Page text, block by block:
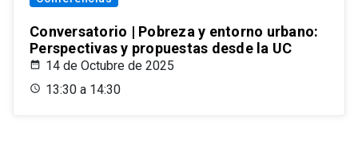
Conversatorio | Pobreza y entorno urbano:
Perspectivas y propuestas desde la UC
14 de Octubre de 2025
13:30 a 14:30